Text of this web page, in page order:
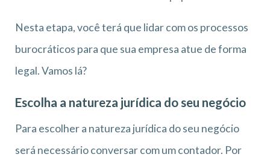
Nesta etapa, você terá que lidar com os processos
burocráticos para que sua empresa atue de forma
legal. Vamos lá?
Escolha a natureza jurídica do seu negócio
Para escolher a natureza jurídica do seu negócio
será necessário conversar com um contador. Por